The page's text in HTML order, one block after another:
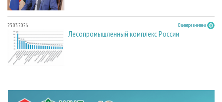
23.03.2026 В центре внимания
Лесопромышленный комплекс России